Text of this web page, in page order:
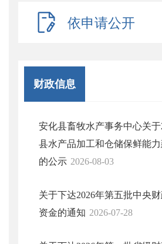
依申请公开
财政信息
安化县畜牧水产事务中心关
县水产品加工和仓储保鲜能
的公示 2026-08-03
关于下达2026年第五批中央
资金的通知 2026-07-28